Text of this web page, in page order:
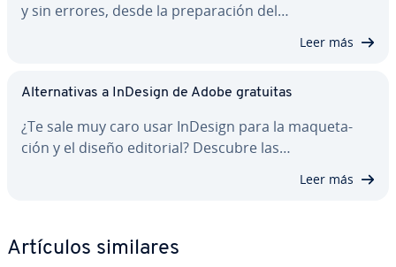
y sin errores, desde la pre­pa­ra­ción del…
Leer más
Al­te­r­na­ti­vas a InDesign de Adobe gratuitas
¿Te sale muy caro usar InDesign para la ma­que­ta­
ción y el diseño editorial? Descubre las…
Leer más
Artículos similares